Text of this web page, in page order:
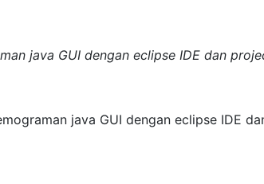
java GUI dengan eclipse IDE dan
java GUI dengan eclipse IDE